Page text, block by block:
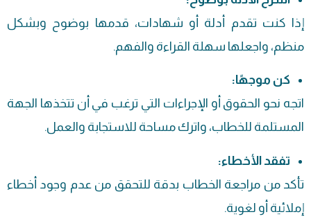
إذا كنت تقدم أدلة أو شهادات، قدمها بوضوح وبشكل
منظم، واجعلها سهلة القراءة والفهم.
كن موجهًا:
اتجه نحو الحقوق أو الإجراءات التي ترغب في أن تتخذها الجهة
المستلمة للخطاب، واترك مساحة للاستجابة والعمل.
تفقد الأخطاء:
تأكد من مراجعة الخطاب بدقة للتحقق من عدم وجود أخطاء
إملائية أو لغوية.